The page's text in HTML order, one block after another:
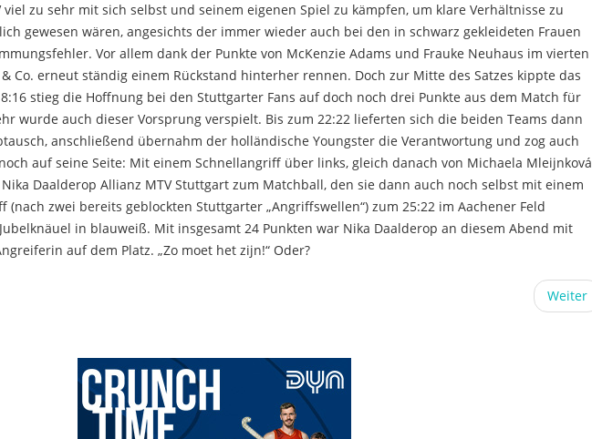
viel zu sehr mit sich selbst und seinem eigenen Spiel zu kämpfen, um klare Verhältnisse zu
gewesen wären, angesichts der immer wieder auch bei den in schwarz gekleideten Frauen
Vor allem dank der Punkte von McKenzie Adams und Frauke Neuhaus im vierten
Co. erneut ständig einem Rückstand hinterher rennen. Doch zur Mitte des Satzes kippte das
stieg die Hoffnung bei den Stuttgarter Fans auf doch noch drei Punkte aus dem Match für
wurde auch dieser Vorsprung verspielt. Bis zum 22:22 lieferten sich die beiden Teams dann
anschließend übernahm der holländische Youngster die Verantwortung und zog auch
auf seine Seite: Mit einem Schnellangriff über links, gleich danach von Michaela Mleijnková
Daalderop Allianz MTV Stuttgart zum Matchball, den sie dann auch noch selbst mit einem
zwei bereits geblockten Stuttgarter „Angriffswellen“) zum 25:22 im Aachener Feld
in blauweiß. Mit insgesamt 24 Punkten war Nika Daalderop an diesem Abend mit
auf dem Platz. „Zo moet het zijn!“ Oder?
Weiter